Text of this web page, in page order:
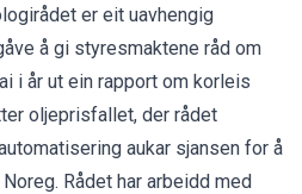
er eit uavhengig
å gi styresmaktene råd om
i år ut ein rapport om korleis
oljeprisfallet, der rådet
aukar sjansen for å
Rådet har arbeidd med